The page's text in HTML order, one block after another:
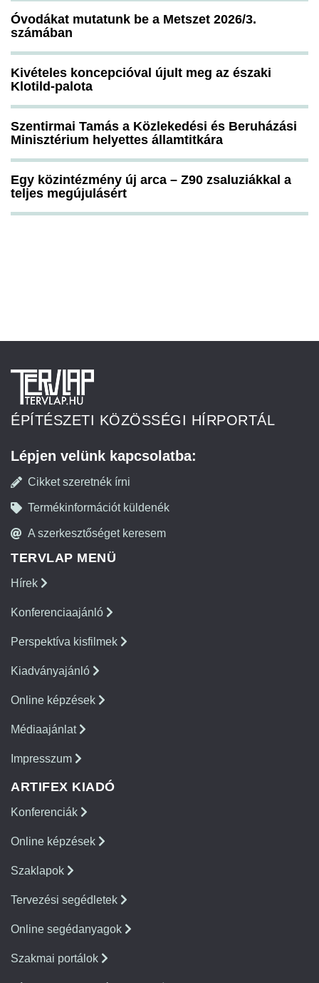
Óvodákat mutatunk be a Metszet 2026/3.
számában
Kivételes koncepcióval újult meg az északi
Klotild-palota
Szentirmai Tamás a Közlekedési és Beruházási
Minisztérium helyettes államtitkára
Egy közintézmény új arca – Z90 zsaluziákkal a
teljes megújulásért
ÉPÍTÉSZETI KÖZÖSSÉGI HÍRPORTÁL
Lépjen velünk kapcsolatba:
Cikket szeretnék írni
Termékinformációt küldenék
A szerkesztőséget keresem
TERVLAP MENÜ
Hírek
Konferenciaajánló
Perspektíva kisfilmek
Kiadványajánló
Online képzések
Médiaajánlat
Impresszum
ARTIFEX KIADÓ
Konferenciák
Online képzések
Szaklapok
Tervezési segédletek
Online segédanyagok
Szakmai portálok